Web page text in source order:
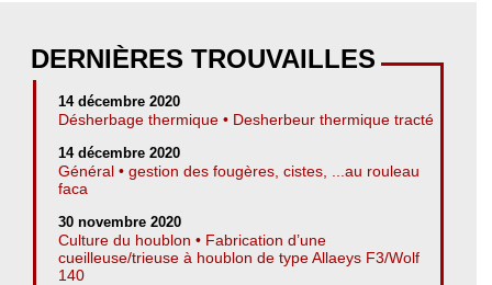
DERNIÈRES TROUVAILLES
14 décembre 2020
Désherbage thermique • Desherbeur thermique tracté
14 décembre 2020
Général • gestion des fougères, cistes, ...au rouleau
faca
30 novembre 2020
Culture du houblon • Fabrication d’une
cueilleuse/trieuse à houblon de type Allaeys F3/Wolf
140